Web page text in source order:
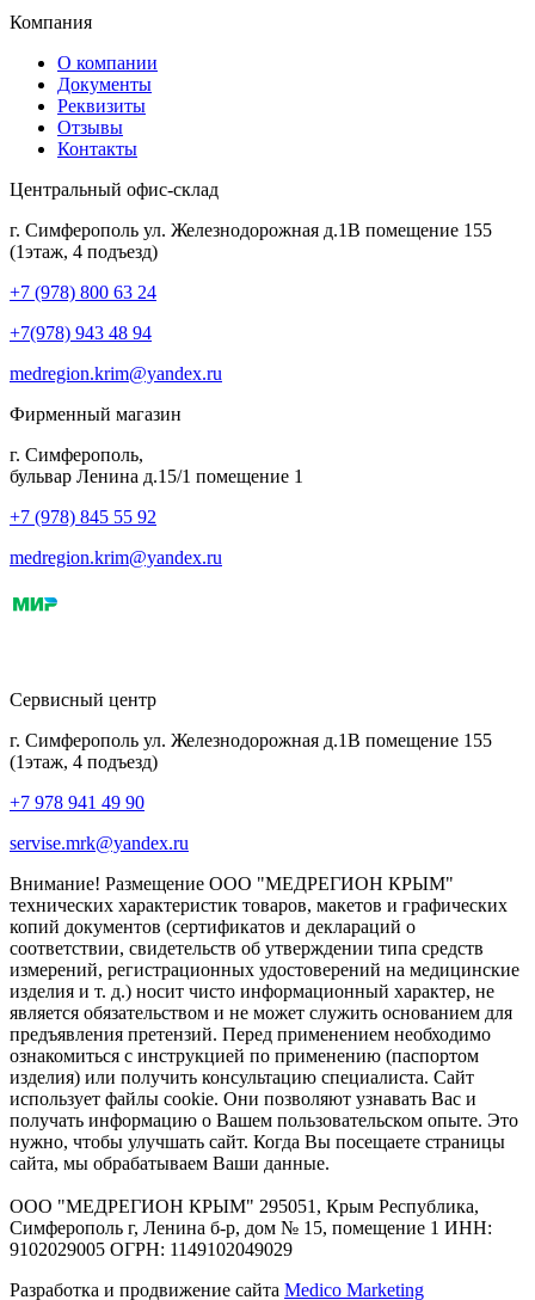
Компания
О компании
Документы
Реквизиты
Отзывы
Контакты
Центральный офис-склад
г. Симферополь ул. Железнодорожная д.1В помещение 155
(1этаж, 4 подъезд)
+7 (978) 800 63 24
+7(978) 943 48 94
medregion.krim@yandex.ru
Фирменный магазин
г. Симферополь,
бульвар Ленина д.15/1 помещение 1
+7 (978) 845 55 92
medregion.krim@yandex.ru
Сервисный центр
г. Симферополь ул. Железнодорожная д.1В помещение 155
(1этаж, 4 подъезд)
+7 978 941 49 90
servise.mrk@yandex.ru
Внимание! Размещение ООО "МЕДРЕГИОН КРЫМ"
технических характеристик товаров, макетов и графических
копий документов (сертификатов и деклараций о
соответствии, свидетельств об утверждении типа средств
измерений, регистрационных удостоверений на медицинские
изделия и т. д.) носит чисто информационный характер, не
является обязательством и не может служить основанием для
предъявления претензий. Перед применением необходимо
ознакомиться с инструкцией по применению (паспортом
изделия) или получить консультацию специалиста. Сайт
использует файлы cookie. Они позволяют узнавать Вас и
получать информацию о Вашем пользовательском опыте. Это
нужно, чтобы улучшать сайт. Когда Вы посещаете страницы
сайта, мы обрабатываем Ваши данные.
ООО "МЕДРЕГИОН КРЫМ" 295051, Крым Республика,
Симферополь г, Ленина б-р, дом № 15, помещение 1 ИНН:
9102029005 ОГРН: 1149102049029
Разработка и продвижение сайта Medico Marketing